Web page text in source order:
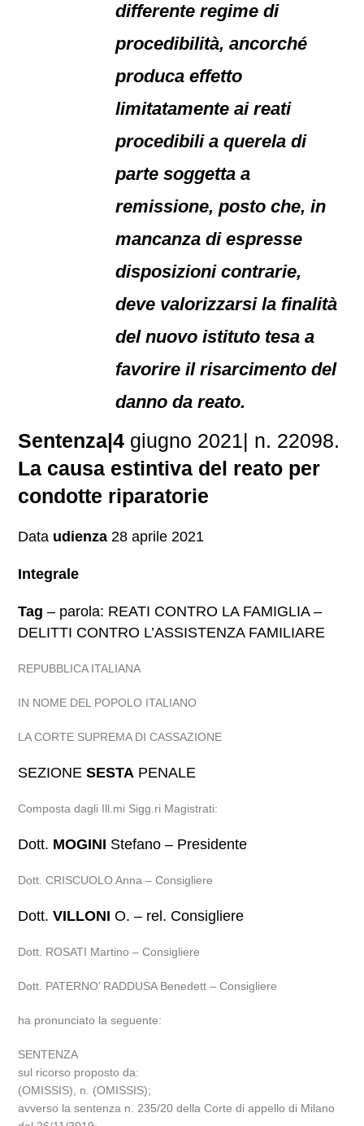
differente regime di
procedibilità, ancorché
produca effetto
limitatamente ai reati
procedibili a querela di
parte soggetta a
remissione, posto che, in
mancanza di espresse
disposizioni contrarie,
deve valorizzarsi la finalità
del nuovo istituto tesa a
favorire il risarcimento del
danno da reato.
Sentenza|4 giugno 2021| n. 22098.
La causa estintiva del reato per
condotte riparatorie
Data udienza 28 aprile 2021
Integrale
Tag – parola: REATI CONTRO LA FAMIGLIA –
DELITTI CONTRO L’ASSISTENZA FAMILIARE
REPUBBLICA ITALIANA
IN NOME DEL POPOLO ITALIANO
LA CORTE SUPREMA DI CASSAZIONE
SEZIONESESTA PENALE
Composta dagli Ill.mi Sigg.ri Magistrati:
Dott. MOGINI Stefano – Presidente
Dott. CRISCUOLO Anna – Consigliere
Dott.VILLONI O. – rel. Consigliere
Dott. ROSATI Martino – Consigliere
Dott. PATERNO’ RADDUSA Benedett – Consigliere
ha pronunciato la seguente:
SENTENZA
sul ricorso proposto da:
(OMISSIS), n. (OMISSIS);
avverso la sentenza n. 235/20 della Corte di appello di Milano